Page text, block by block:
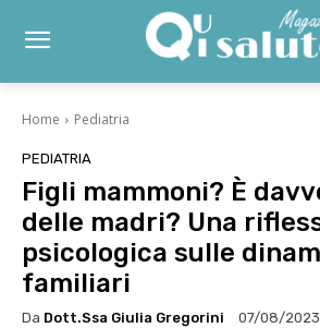
Home Pediatria
PEDIATRIA
Figli mammoni? È
delle madri? Una
psicologica sulle
familiari
Da Dott.ssa Giulia Gregorini 07/08/2023